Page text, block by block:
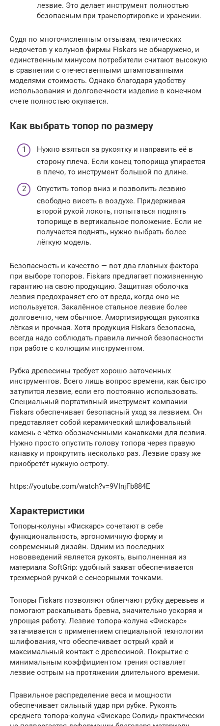
лезвие. Это делает инструмент полностью
безопасным при транспортировке и хранении.
Судя по многочисленным отзывам, технических
недочетов у колунов фирмы Fiskars не обнаружено, и
единственным минусом потребители считают высокую
в сравнении с отечественными штампованными
моделями стоимость. Однако благодаря удобству
использования и долговечности изделие в конечном
счете полностью окупается.
Как выбрать топор по размеру
Нужно взяться за рукоятку и направить её в
сторону плеча. Если конец топорища упирается
в плечо, то инструмент большой по длине.
Опустить топор вниз и позволить лезвию
свободно висеть в воздухе. Придерживая
второй рукой локоть, попытаться поднять
топорище в вертикальное положение. Если не
получается поднять, нужно выбрать более
лёгкую модель.
Безопасность и качество — вот два главных фактора
при выборе топоров. Fiskars предлагает пожизненную
гарантию на свою продукцию. Защитная оболочка
лезвия предохраняет его от вреда, когда оно не
используется. Закалённое стальное лезвие более
долговечно, чем обычное. Амортизирующая рукоятка
лёгкая и прочная. Хотя продукция Fiskars безопасна,
всегда надо соблюдать правила личной безопасности
при работе с колющим инструментом.
Рубка древесины требует хорошо заточенных
инструментов. Всего лишь вопрос времени, как быстро
затупится лезвие, если его постоянно использовать.
Специальный портативный инструмент компании
Fiskars обеспечивает безопасный уход за лезвием. Он
представляет собой керамический шлифовальный
камень с чётко обозначенными канавками для лезвия.
Нужно просто опустить голову топора через правую
канавку и прокрутить несколько раз. Лезвие сразу же
приобретёт нужную остроту.
https://youtube.com/watch?v=9VInjFb884E
Характеристики
Топоры-колуны «Фискарс» сочетают в себе
функциональность, эргономичную форму и
современный дизайн. Одним из последних
нововведений является рукоять, выполненная из
материала SoftGrip: удобный захват обеспечивается
трехмерной ручкой с сенсорными точками.
Топоры Fiskars позволяют облегчают рубку деревьев и
помогают раскалывать бревна, значительно ускоряя и
упрощая работу. Лезвие топора-колуна «Фискарс»
затачивается с применением специальной технологии
шлифования, что обеспечивает острый край и
максимальный контакт с древесиной. Покрытие с
минимальным коэффициентом трения оставляет
лезвие острым на протяжении длительного времени.
Правильное распределение веса и мощности
обеспечивает сильный удар при рубке. Рукоять
среднего топора-колуна «Фискарс Солид» практически